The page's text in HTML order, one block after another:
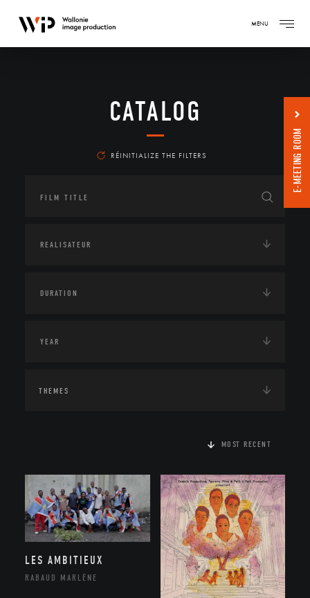
MENU
CATALOG
RÉINITIALIZE THE FILTERS
THEMES
MOST RECENT
LES AMBITIEUX
RABAUD MARLÈNE
E-MEETING ROOM